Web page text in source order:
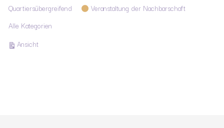
Quartiersübergreifend
Veranstaltung der Nachbarschaft
Alle Kategorien
Ansichtausdrucken